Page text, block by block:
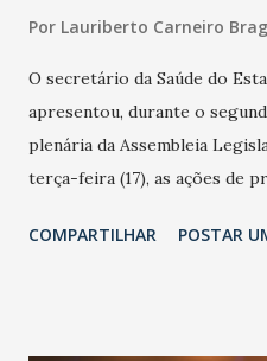
Por Lauriberto Carneiro
O secretário da Saúde do
apresentou, durante o
plenária da Assembleia
terça-feira (17), as ações de
adotadas pelo Governo do
COMPARTILHAR POSTAR